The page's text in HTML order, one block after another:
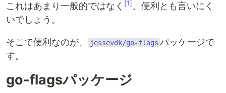
これはあまり一般的ではなく [1]、便利とも言いにく
いでしょう。
そこで便利なのが、 jessevdk/go-flags パッケージで
す。
go-flagsパッケージ